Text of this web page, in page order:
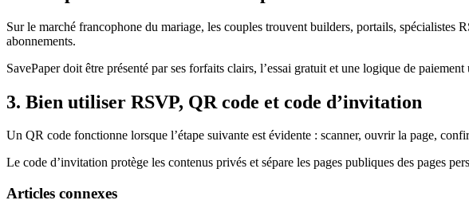
Sur le marché francophone du mariage, les couples trouvent builders, portails,
abonnements.
SavePaper doit être présenté par ses forfaits clairs, l’essai gratuit et une logique de
3. Bien utiliser RSVP, QR code et code d’invitation
Un QR code fonctionne lorsque l’étape suivante est évidente : scanner, ouvrir la page,
Le code d’invitation protège les contenus privés et sépare les pages publiques des pages
Articles connexes